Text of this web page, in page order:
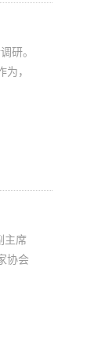
研。
，
主席
协会